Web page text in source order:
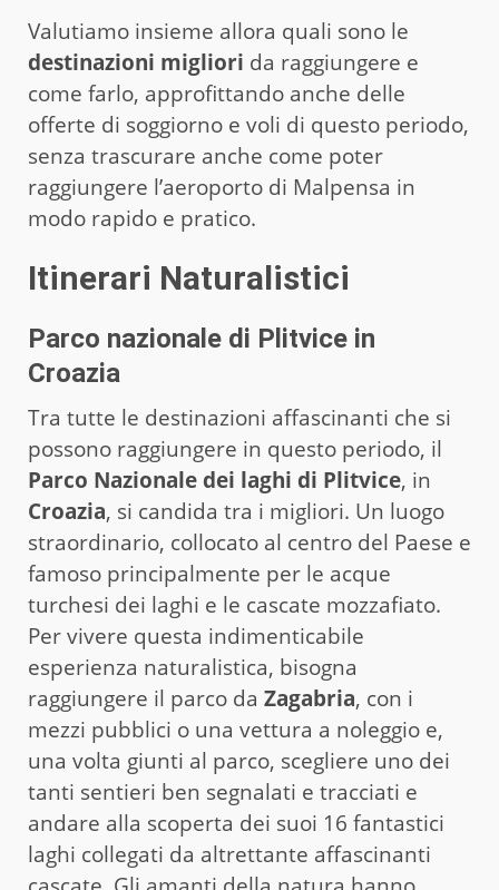
Valutiamo insieme allora quali sono le
destinazioni migliori da raggiungere e
come farlo, approfittando anche delle
offerte di soggiorno e voli di questo periodo,
senza trascurare anche come poter
raggiungere l’aeroporto di Malpensa in
modo rapido e pratico.
Itinerari Naturalistici
Parco nazionale di Plitvice in
Croazia
Tra tutte le destinazioni affascinanti che si
possono raggiungere in questo periodo, il
Parco Nazionale dei laghi di Plitvice, in
Croazia, si candida tra i migliori. Un luogo
straordinario, collocato al centro del Paese e
famoso principalmente per le acque
turchesi dei laghi e le cascate mozzafiato.
Per vivere questa indimenticabile
esperienza naturalistica, bisogna
raggiungere il parco da Zagabria, con i
mezzi pubblici o una vettura a noleggio e,
una volta giunti al parco, scegliere uno dei
tanti sentieri ben segnalati e tracciati e
andare alla scoperta dei suoi 16 fantastici
laghi collegati da altrettante affascinanti